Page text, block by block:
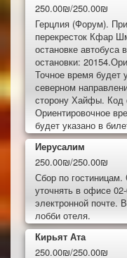
250.00₪/250.00₪
Герцлия (Форум).
перекресток Кфар
остановке автобуса
остановки:
Точное время будет
северном
сторону Хайфы. Код
Ориентировочное
будет указано в
Иерусалим
250.00₪/250.00₪
Сбор по
уточнять в офисе
электронной почте.
лобби отеля.
Кирьят Ата
250.00₪/250.00₪